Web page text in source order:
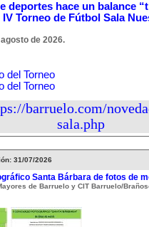
deportes hace un balance
Torneo de Fútbol Sala
de 2026.
del Torneo
del Torneo
31/07/2026
Santa Bárbara de fotos de
de Barruelo y CIT Barruelo/